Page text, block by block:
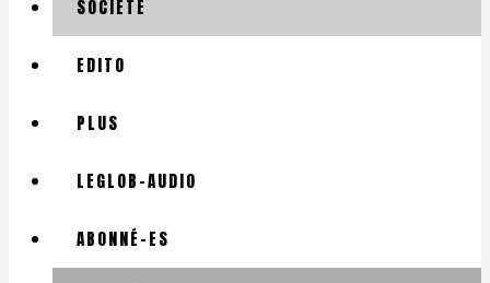
SOCIÉTÉ
EDITO
PLUS
LEGLOB-AUDIO
ABONNÉ-ES